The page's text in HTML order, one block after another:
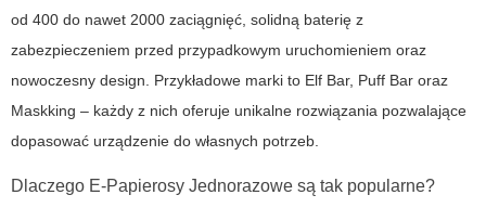
od 400 do nawet 2000 zaciągnięć, solidną baterię z
zabezpieczeniem przed przypadkowym uruchomieniem oraz
nowoczesny design. Przykładowe marki to Elf Bar, Puff Bar oraz
Maskking – każdy z nich oferuje unikalne rozwiązania pozwalające
dopasować urządzenie do własnych potrzeb.
Dlaczego E-Papierosy Jednorazowe są tak popularne?